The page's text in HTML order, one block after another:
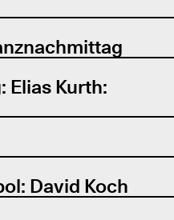
Elias Kurth:
David Koch